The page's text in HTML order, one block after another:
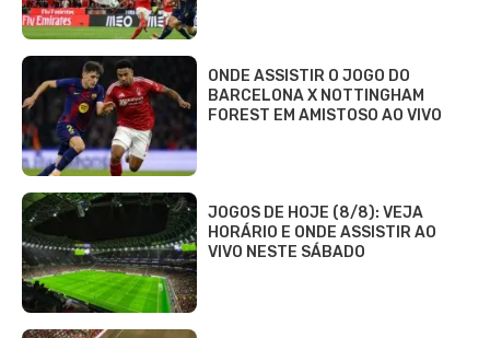
ONDE ASSISTIR O JOGO DO
BARCELONA X NOTTINGHAM
FOREST EM AMISTOSO AO VIVO
JOGOS DE HOJE (8/8): VEJA
HORÁRIO E ONDE ASSISTIR AO
VIVO NESTE SÁBADO